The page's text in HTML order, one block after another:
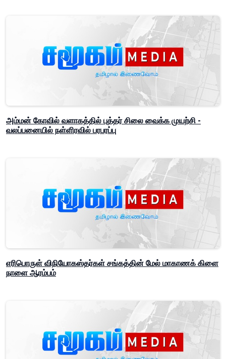
அம்மன் கோவில் வளாகத்தில் புத்தர் சிலை வைக்க முயற்சி -
வலப்பனையில் நள்ளிரவில் பரபரப்பு
எரிபொருள் விநியோகஸ்தர்கள் சங்கத்தின் மேல் மாகாணக் கிளை
நாளை ஆரம்பம்